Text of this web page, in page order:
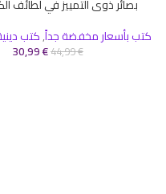
قراءة المزيد
بصائر ذوى التمييز في لطائف
كتب بأسعار مخفضة جداً,كتب
44,99€
30,99€